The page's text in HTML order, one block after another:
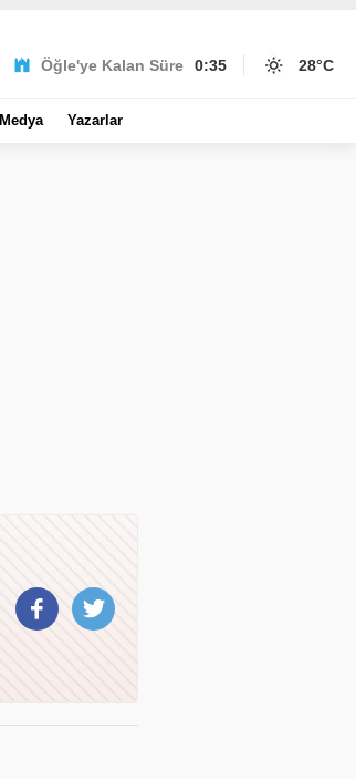
Öğle'ye Kalan Süre 0:35 28°C
Medya Yazarlar